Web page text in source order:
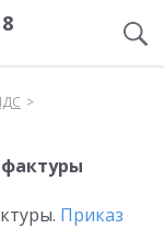
Приказ